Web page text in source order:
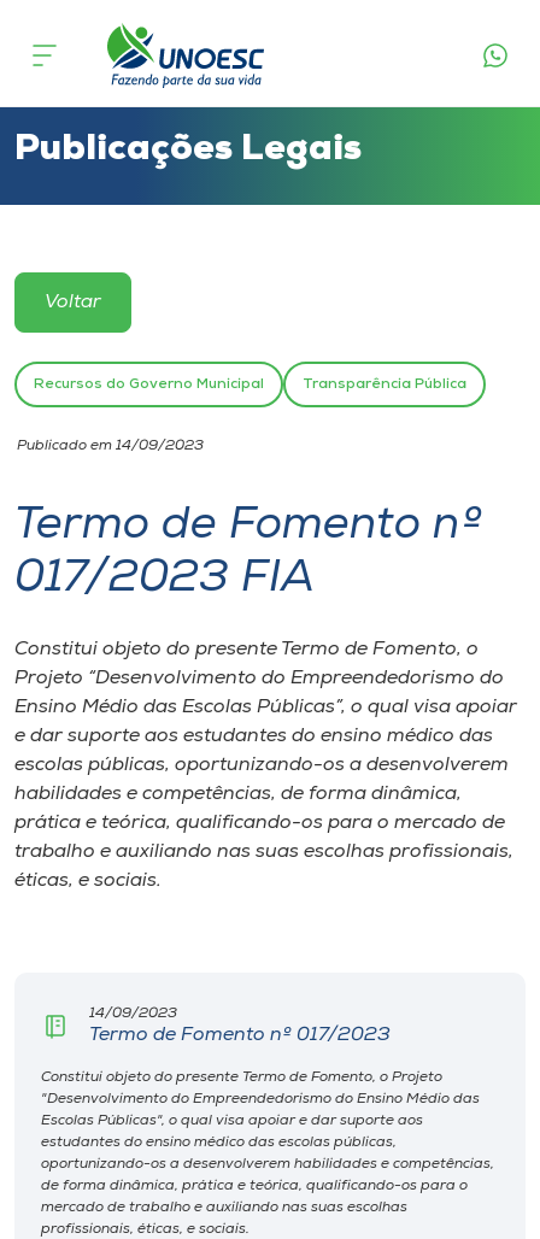
Cursos
Atendimento ao Estudante
Portal de Ensino
Unoesc
Internacionalização
I.nova
Diplomados
Cultura
Biblioteca
Rádio
Museu
Unoesc
Store
Publicações Legais
Voltar
Recursos do Governo Municipal Transparência Pública
Publicado em 14/09/2023
Termo de Fomento nº
017/2023 FIA
Constitui objeto do presente Termo de Fomento, o
Projeto “Desenvolvimento do Empreendedorismo do
Ensino Médio das Escolas Públicas”, o qual visa apoiar
e dar suporte aos estudantes do ensino médico das
escolas públicas, oportunizando-os a desenvolverem
habilidades e competências, de forma dinâmica,
prática e teórica, qualificando-os para o mercado de
trabalho e auxiliando nas suas escolhas profissionais,
éticas, e sociais.
14/09/2023
Termo de Fomento nº 017/2023
Constitui objeto do presente Termo de Fomento, o Projeto
"Desenvolvimento do Empreendedorismo do Ensino Médio das
Escolas Públicas", o qual visa apoiar e dar suporte aos
estudantes do ensino médico das escolas públicas,
oportunizando-os a desenvolverem habilidades e competências,
de forma dinâmica, prática e teórica, qualificando-os para o
mercado de trabalho e auxiliando nas suas escolhas
profissionais, éticas, e sociais.